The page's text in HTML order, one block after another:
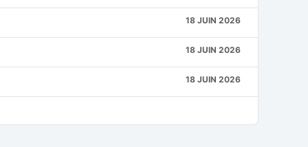
18 JUIN 2026
18 JUIN 2026
18 JUIN 2026